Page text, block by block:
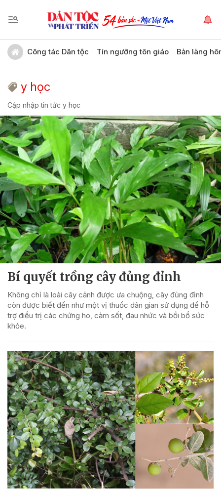
Công tác Dân tộc Tín ngưỡng tôn giáo Bản làng
y học
Cập nhập tin tức y học
Bí quyết trồng cây đủng đỉnh
Không chỉ là loài cây cảnh được ưa chuộng, cây đủng đỉnh
còn được biết đến như một vị thuốc dân gian sử dụng để hỗ
trợ điều trị các chứng ho, cảm sốt, đau nhức và bồi bổ sức
khỏe.